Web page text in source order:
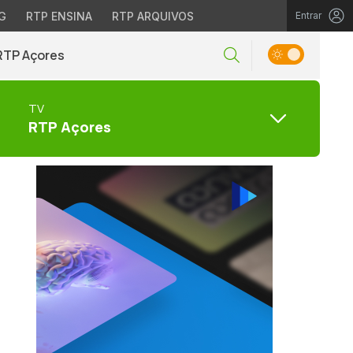
RTP ENSINA RTP ARQUIVOS Entrar
Açores
TV
RTP Açores